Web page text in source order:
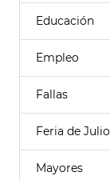
Educación
Empleo
Fallas
Feria de Julio
Mayores